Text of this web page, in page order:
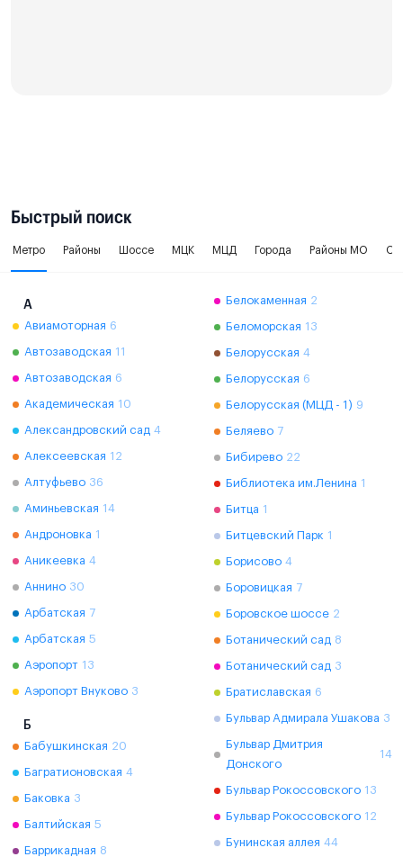
Быстрый поиск
Метро Районы Шоссе МЦК МЦД Города Районы МО
А
Авиамоторная 6
Автозаводская 11
Автозаводская 6
Академическая 10
Александровский сад 4
Алексеевская 12
Алтуфьево 36
Аминьевская 14
Андроновка 1
Аникеевка 4
Аннино 30
Арбатская 7
Арбатская 5
Аэропорт 13
Аэропорт Внуково 3
Б
Бабушкинская 20
Багратионовская 4
Баковка 3
Балтийская 5
Баррикадная 8
Белокаменная 2
Беломорская 13
Белорусская 4
Белорусская 6
Белорусская (МЦД - 1) 9
Беляево 7
Бибирево 22
Библиотека им.Ленина 1
Битца 1
Битцевский Парк 1
Борисово 4
Боровицкая 7
Боровское шоссе 2
Ботанический сад 8
Ботанический сад 3
Братиславская 6
Бульвар Адмирала Ушакова 3
Бульвар Дмитрия
Донского
14
Бульвар Рокоссовского 13
Бульвар Рокоссовского 12
Бунинская аллея 44